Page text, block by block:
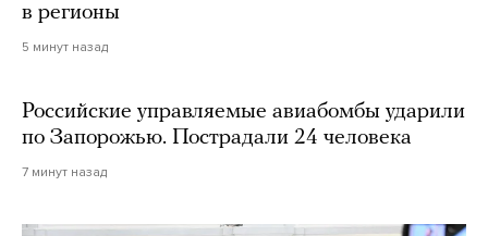
в регионы
5 минут назад
Российские управляемые авиабомбы ударили
по Запорожью. Пострадали 24 человека
7 минут назад